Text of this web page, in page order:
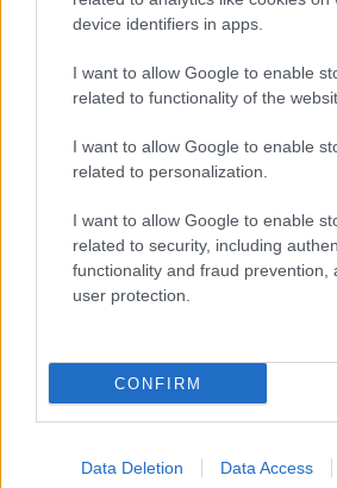
device identifiers in apps.
I want to allow Google to enable
related to functionality of the
I want to allow Google to enable
related to personalization.
I want to allow Google to enable
related to security, including
functionality and fraud prevention,
user protection.
CONFIRM
Data Deletion Data Access